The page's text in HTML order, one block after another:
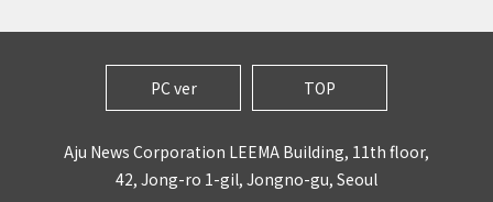
PC ver TOP
Aju News Corporation LEEMA Building, 11th floor,
42, Jong-ro 1-gil, Jongno-gu, Seoul